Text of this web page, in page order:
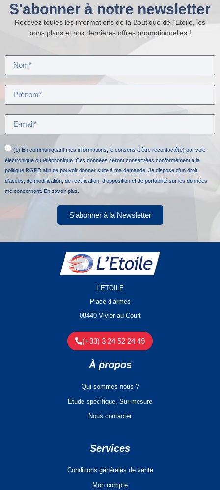
S'abonner à notre newsletter
Recevez toutes les informations de la Boutique de l’Etoile, les
bons plans et nos dernières offres promotionnelles !
(1) En communiquant mes informations, je consens à être recontacté(e) par voie
électronique ou téléphonique. Ces données seront conservées conformément à la
politique RGPD afin de pouvoir donner suite à ma demande. Je dispose d’un droit
d’accès, de modification, de rectification, d’opposition et de portabilité sur les données
me concernant. En savoir plus.
S'abonner à la Newsletter
L’ETOILE
Place d’armes
08440 Vivier-au-Court
(+33) 3 24 52 24 49
À propos
Qui sommes nous ?
Etude spécifique, Sur-mesure
Nous contacter
Services
Conditions générales de vente
Mon compte